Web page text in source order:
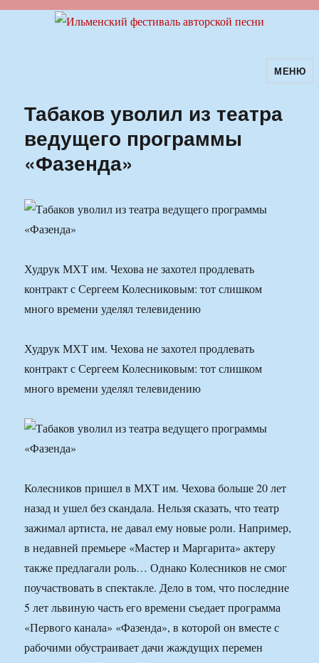
Ильменский фестиваль авторской
песни
МЕНЮ
Табаков уволил из театра
ведущего программы
«Фазенда»
Худрук МХТ им. Чехова не захотел продлевать
контракт с Сергеем Колесниковым: тот слишком
много времени уделял телевидению
Худрук МХТ им. Чехова не захотел продлевать
контракт с Сергеем Колесниковым: тот слишком
много времени уделял телевидению
Колесников пришел в МХТ им. Чехова больше 20 лет
назад и ушел без скандала. Нельзя сказать, что театр
зажимал артиста, не давал ему новые роли. Например,
в недавней премьере «Мастер и Маргарита» актеру
также предлагали роль… Однако Колесников не смог
поучаствовать в спектакле. Дело в том, что последние
5 лет львиную часть его времени съедает программа
«Первого канала» «Фазенда», в которой он вместе с
рабочими обустраивает дачи жаждущих перемен